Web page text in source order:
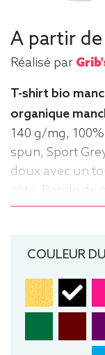
A partir de
Réalisé par
T-shirt bio
organique
140 g/mg,
spun, Sport
doux avec un
côte, Bande de
Coutures
Léger,
COULEUR